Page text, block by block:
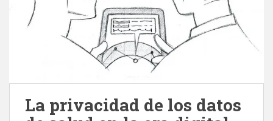
La privacidad de los datos